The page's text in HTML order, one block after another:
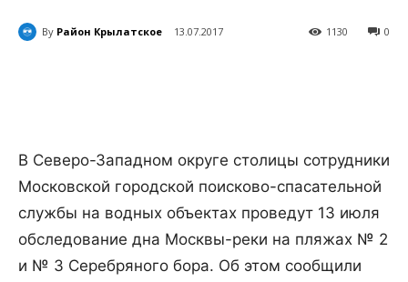
By Район Крылатское 13.07.2017 0
1130
В Северо-Западном округе столицы сотрудники
Московской городской поисково-спасательной
службы на водных объектах проведут 13 июля
обследование дна Москвы-реки на пляжах № 2
и № 3 Серебряного бора. Об этом сообщили